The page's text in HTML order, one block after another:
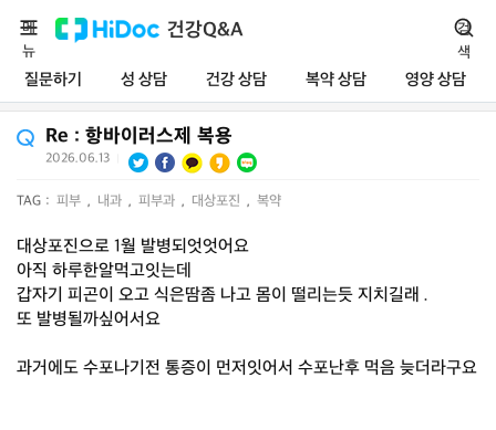
건강Q&A
질문하기 성 상담 건강 상담 복약 상담 영양 상담
메
뉴
검
색
Re : 항바이러스제 복용
2026.06.13
TAG : 피부 , 내과 , 피부과 , 대상포진 , 복약
대상포진으로 1월 발병되엇엇어요
아직 하루한알먹고잇는데
갑자기 피곤이 오고 식은땀좀 나고 몸이 떨리는듯 지치길래 .
또 발병될까싶어서요
과거에도 수포나기전 통증이 먼저잇어서 수포난후 먹음 늦더라구요